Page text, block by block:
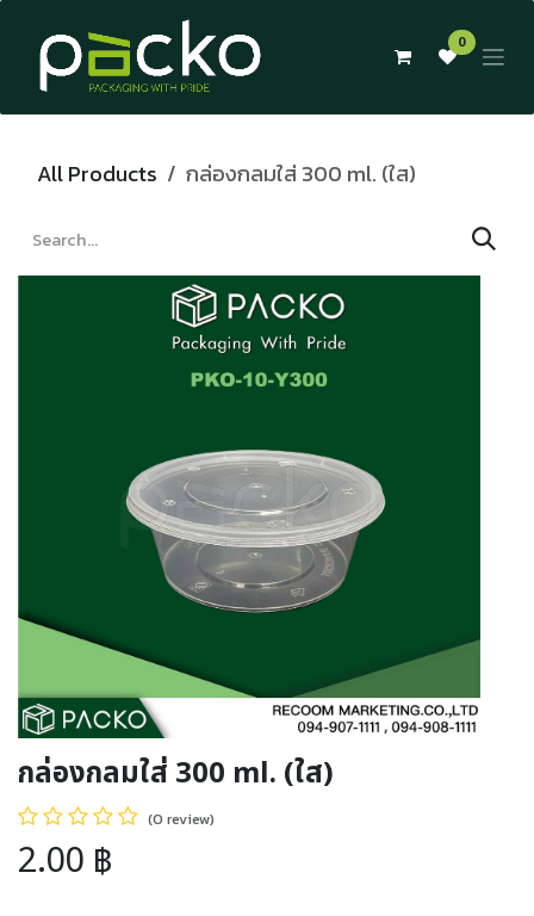
Skip to Content
0
All Products กล่องกลมใส่ 300 ml. (ใส)
กล่องกลมใส่ 300 ml. (ใส)
(0 review)
2.00 ฿